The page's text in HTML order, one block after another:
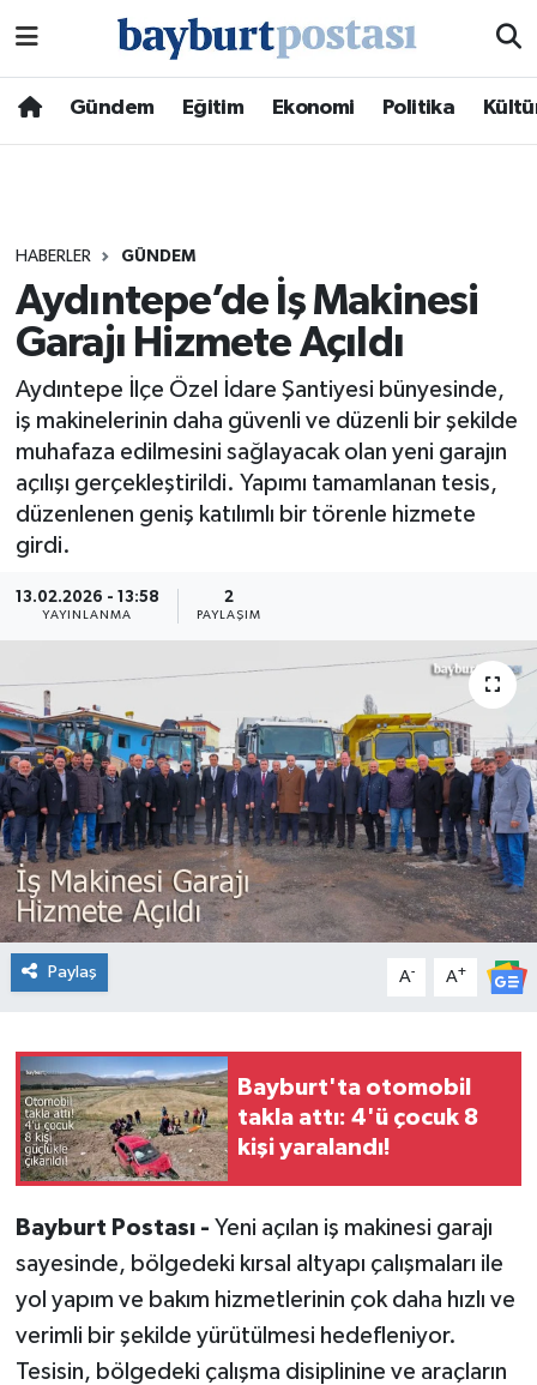
Gündem Eğitim Ekonomi Politika
HABERLER GÜNDEM
Aydıntepe’de İş Makinesi
Garajı Hizmete Açıldı
Aydıntepe İlçe Özel İdare Şantiyesi bünyesinde,
iş makinelerinin daha güvenli ve düzenli bir şekilde
muhafaza edilmesini sağlayacak olan yeni garajın
açılışı gerçekleştirildi. Yapımı tamamlanan tesis,
düzenlenen geniş katılımlı bir törenle hizmete
girdi.
13.02.2026 - 13:58
YAYINLANMA
2
PAYLAŞIM
Paylaş A- A+
Bayburt'ta otomobil
takla attı: 4'ü çocuk 8
kişi yaralandı!
Bayburt Postası - Yeni açılan iş makinesi garajı
sayesinde, bölgedeki kırsal altyapı çalışmaları ile
yol yapım ve bakım hizmetlerinin çok daha hızlı ve
verimli bir şekilde yürütülmesi hedefleniyor.
Tesisin, bölgedeki çalışma disiplinine ve araçların
Hava Durumu
Süper Lig Puan Durumu ve Fikstür
Tüm Manşetler
Son Dakika Haberleri
Haber Arşivi